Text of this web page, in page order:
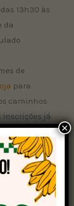
13h30 às
da
de
para
caminhos
já
Soja
da
na
×